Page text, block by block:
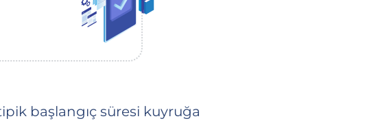
başlangıç süresi kuyruğa